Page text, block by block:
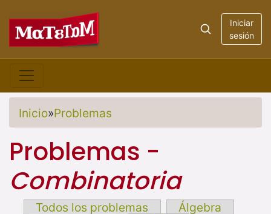
Iniciar
sesión
Inicio»Problemas
Problemas -
Combinatoria
Todos los problemas
Álgebra